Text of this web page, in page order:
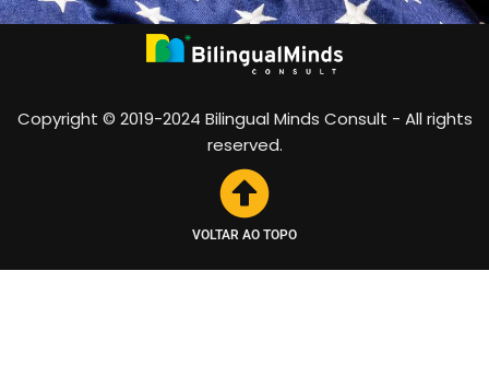
Copyright © 2019-2024 Bilingual Minds Consult - All rights
reserved.
VOLTAR AO TOPO